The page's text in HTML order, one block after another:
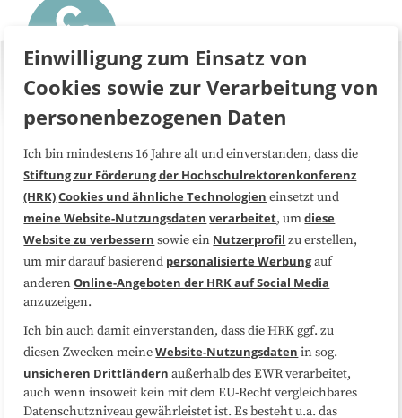
Über uns FAQ
Medienarbeit Kooperationen
Datenschutzerklärung Impressum
Sitemap
Folgen Sie uns
Einwilligung zum Einsatz von
Cookies sowie zur Verarbeitung von
personenbezogenen Daten
Ich bin mindestens 16 Jahre alt und einverstanden, dass die
Stiftung zur Förderung der Hochschulrektorenkonferenz
(HRK)Cookies und ähnliche Technologien einsetzt und
meine Website-Nutzungsdaten verarbeitet, umdiese
Website zu verbessern sowie ein Nutzerprofil zu erstellen,
um mir darauf basierend personalisierte Werbungauf
anderenOnline-Angeboten der HRK auf Social Media
anzuzeigen.
Ich bin auch damit einverstanden, dass die HRK ggf. zu
diesen Zwecken meineWebsite-Nutzungsdaten in sog.
unsicheren Drittländern außerhalb des EWR verarbeitet,
auch wenn insoweit kein mit dem EU-Recht vergleichbares
Datenschutzniveau gewährleistet ist. Es besteht u.a. das